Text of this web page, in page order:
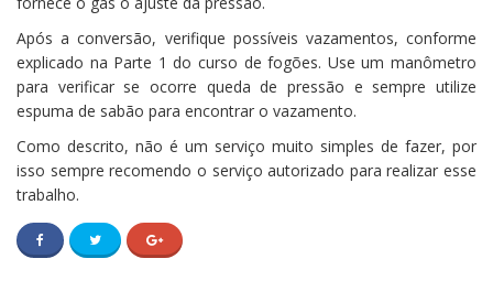
Após a conversão, verifique possíveis vazamentos, conforme
explicado na Parte 1 do curso de fogões. Use um manômetro
para verificar se ocorre queda de pressão e sempre utilize
espuma de sabão para encontrar o vazamento.
Como descrito, não é um serviço muito simples de fazer, por
isso sempre recomendo o serviço autorizado para realizar esse
trabalho.